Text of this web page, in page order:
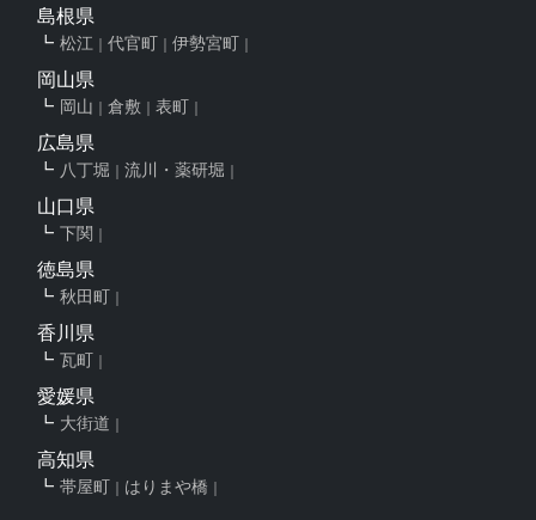
島根県
松江 代官町 伊勢宮町
岡山県
岡山 倉敷 表町
広島県
八丁堀 流川・薬研堀
山口県
下関
徳島県
秋田町
香川県
瓦町
愛媛県
大街道
高知県
帯屋町 はりまや橋